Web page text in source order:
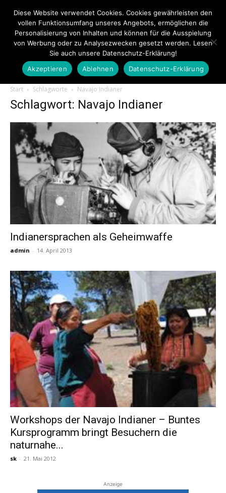
Touristiknews.de
Touristiknews
und
Start Schlagworte Navajo Indianer
Schlagwort: Navajo Indianer
Indianersprachen als Geheimwaffe
admin - 14. April 2013
Workshops der Navajo Indianer – Buntes
Kursprogramm bringt Besuchern die
naturnahe...
sk - 21. Mai 2012
Anzeige
Diese Website verwendet Cookies. Cookies gewährleisten den
vollen Funktionsumfang unseres Angebots, ermöglichen die
Personalisierung von Inhalten und können für die Ausspielung
von Werbung oder zu Analysezwecken gesetzt werden. Lesen
Sie auch unsere Datenschutz-Erklärung!
Akzeptieren
Ablehnen Datenschutz-Erklärung